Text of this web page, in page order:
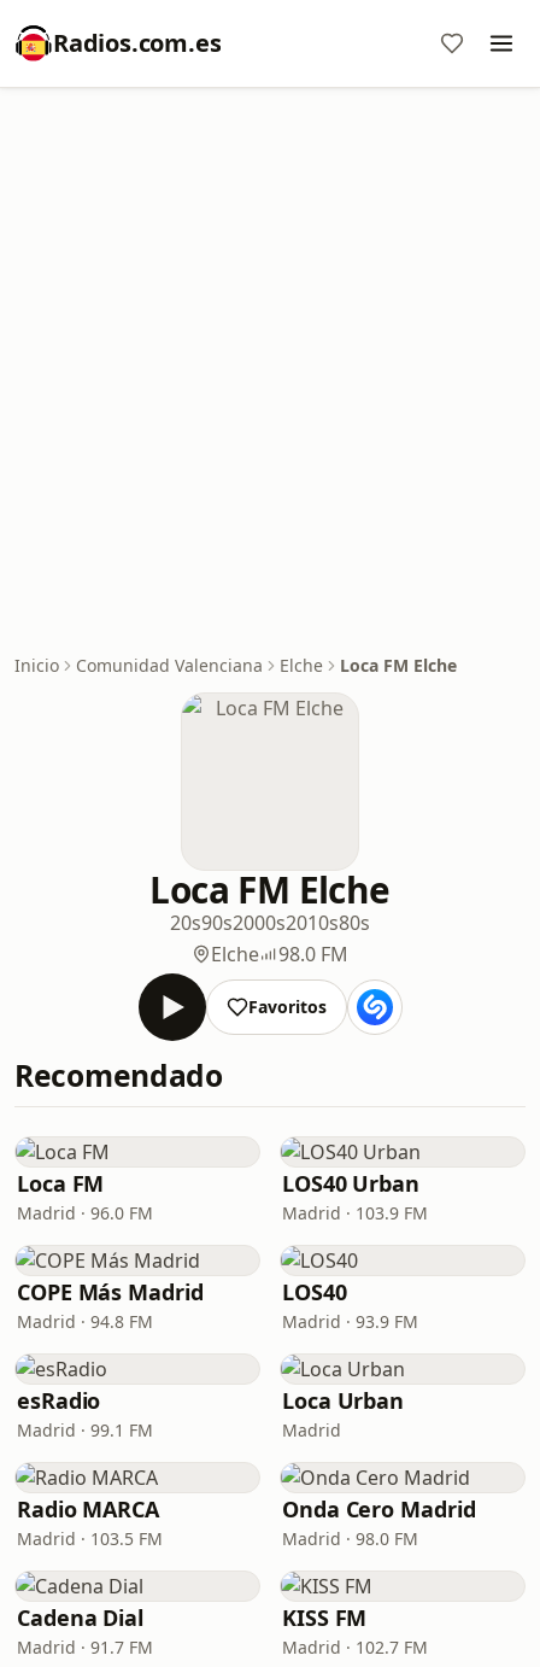
Radios.com.es
Inicio Comunidad Valenciana Elche Loca FM Elche
Loca FM Elche
20s90s2000s2010s80s
Elche
98.0 FM
Favoritos
Recomendado
Loca FM
Madrid · 96.0 FM
LOS40 Urban
Madrid · 103.9 FM
COPE Más Madrid
Madrid · 94.8 FM
LOS40
Madrid · 93.9 FM
esRadio
Madrid · 99.1 FM
Loca Urban
Madrid
Radio MARCA
Madrid · 103.5 FM
Onda Cero Madrid
Madrid · 98.0 FM
Cadena Dial
Madrid · 91.7 FM
KISS FM
Madrid · 102.7 FM